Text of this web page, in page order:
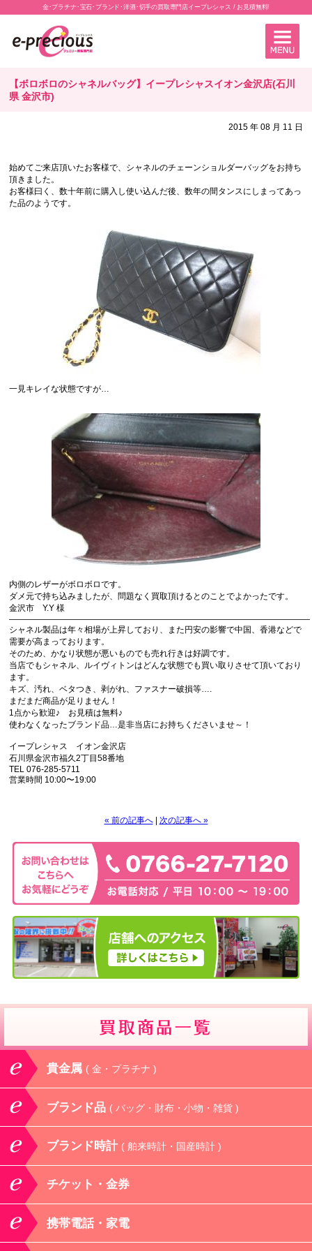
金･プラチナ･宝石･ブランド･洋酒･切手の買取専門店イープレシャス / お見積無料!
【ボロボロのシャネルバッグ】イープレシャスイオン金沢店(石川
県 金沢市)
2015 年 08 月 11 日
始めてご来店頂いたお客様で、シャネルのチェーンショルダーバッグをお持ち
頂きました。
お客様曰く、数十年前に購入し使い込んだ後、数年の間タンスにしまってあっ
た品のようです。
一見キレイな状態ですが…
内側のレザーがボロボロです。
ダメ元で持ち込みましたが、問題なく買取頂けるとのことでよかったです。
金沢市 Y.Y 様
————————————————————————————————————
シャネル製品は年々相場が上昇しており、また円安の影響で中国、香港などで
需要が高まっております。
そのため、かなり状態が悪いものでも売れ行きは好調です。
当店でもシャネル、ルイヴィトンはどんな状態でも買い取りさせて頂いており
ます。
キズ、汚れ、ベタつき、剥がれ、ファスナー破損等….
まだまだ商品が足りません！
1点から歓迎♪ お見積は無料♪
使わなくなったブランド品…是非当店にお持ちくださいませ～！
イープレシャス イオン金沢店
石川県金沢市福久2丁目58番地
TEL 076-285-5711
営業時間 10:00〜19:00
« 前の記事へ| 次の記事へ »
貴金属 ( 金・プラチナ )
ブランド品 ( バッグ・財布・小物・雑貨 )
ブランド時計 ( 舶来時計・国産時計 )
チケット・金券
携帯電話・家電